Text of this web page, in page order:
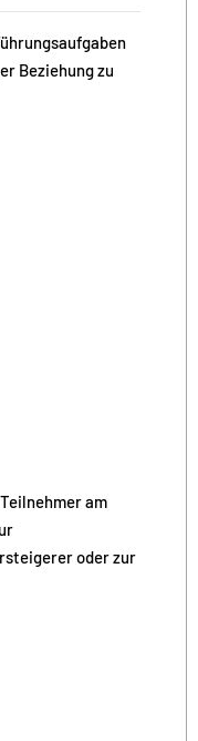
Beziehung zu
am
oder zur